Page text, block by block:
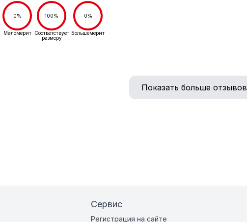
0%
Маломерит
100%
Соответствует
размеру
0%
Большемерит
Показать больше отзывов
Сервис
Регистрация на сайте